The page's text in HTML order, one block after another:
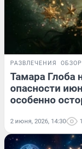
РАЗВЛЕЧЕНИЯ ОБЗОР
Тамара Глоба
опасности
особенно
2 июня, 2026, 14:30